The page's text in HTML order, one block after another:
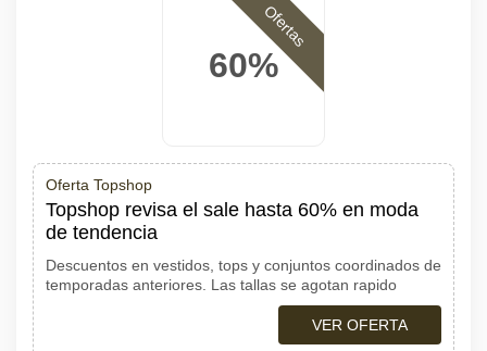
60%
Ofertas
Oferta Topshop
Topshop revisa el sale hasta 60% en moda
de tendencia
Descuentos en vestidos, tops y conjuntos coordinados de
temporadas anteriores. Las tallas se agotan rapido
VER OFERTA